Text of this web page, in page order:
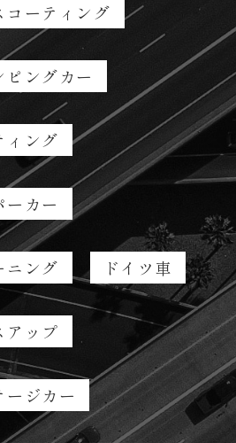
コーティング
ピングカー
ィング
ーカー
ニング ドイツ車
アップ
ージカー